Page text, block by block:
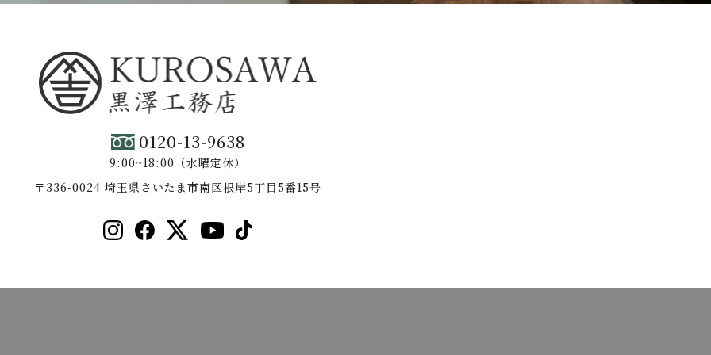
0120-13-9638
9:00~18:00（水曜定休）
〒336-0024 埼玉県さいたま市南区根岸5丁目5番15号